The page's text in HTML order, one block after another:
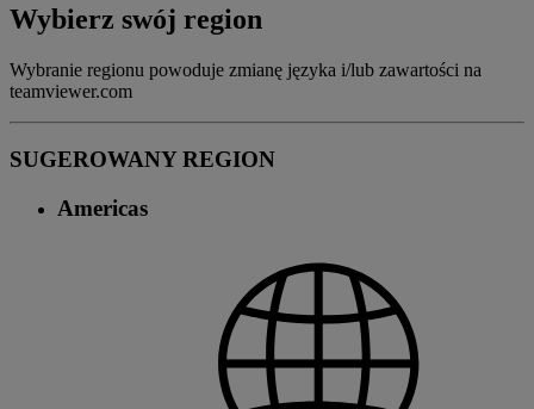
Wybierz swój region
Wybranie regionu powoduje zmianę języka i/lub zawartości na
teamviewer.com
SUGEROWANY REGION
Americas